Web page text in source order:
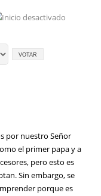
por nuestro Señor
el primer papa y a
pero esto es
Sin embargo, se
porque es